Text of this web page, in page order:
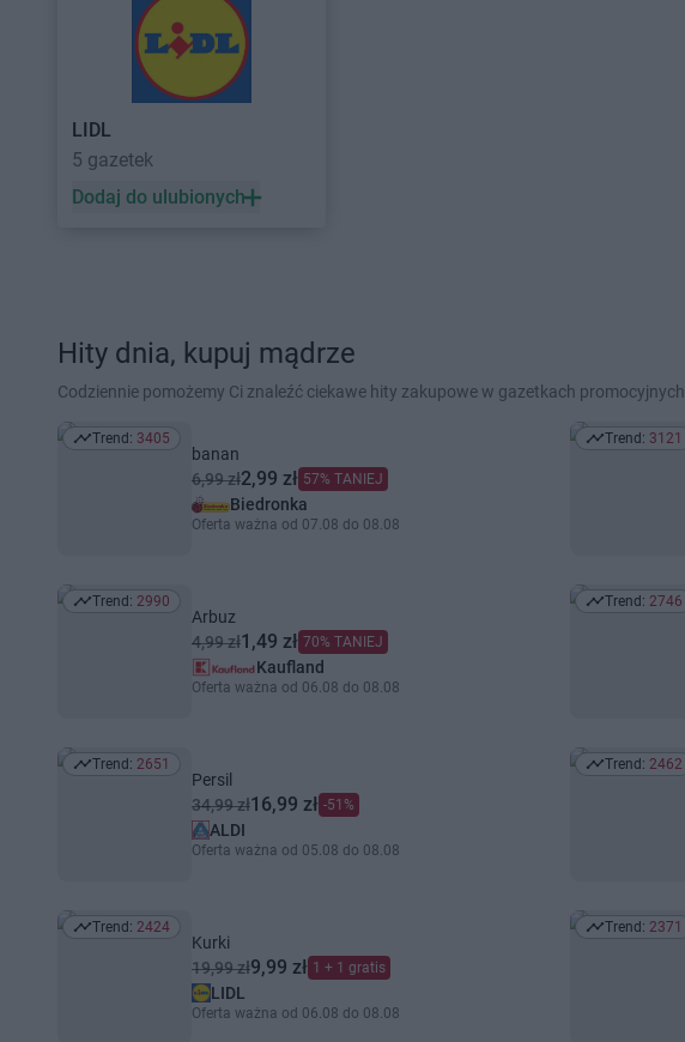
LIDL
5 gazetek
Dodaj do ulubionych
Hity dnia, kupuj mądrze
Codziennie pomożemy Ci znaleźć ciekawe hity zakupowe w gazetkach promocyjnych
Trend: 3405
Trend: 3405
banan
6,99 zł2,99 zł 57% TANIEJ
Biedronka
Oferta ważna od 07.08 do 08.08
Trend: 3121
Trend: 3121
Trend: 2990
Trend: 2990
Arbuz
4,99 zł1,49 zł 70% TANIEJ
Kaufland
Oferta ważna od 06.08 do 08.08
Trend: 2746
Trend: 2746
Trend: 2651
Trend: 2651
Persil
34,99 zł16,99 zł -51%
ALDI
Oferta ważna od 05.08 do 08.08
Trend: 2462
Trend: 2462
Trend: 2424
Trend: 2424
Kurki
19,99 zł9,99 zł 1 + 1 gratis
LIDL
Oferta ważna od 06.08 do 08.08
Trend: 2371
Trend: 2371